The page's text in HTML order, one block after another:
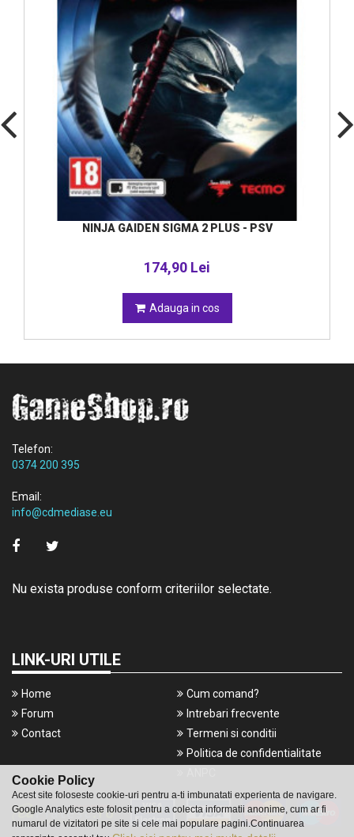
Cookie Policy
Acest site foloseste cookie-uri pentru a-ti imbunatati experienta de navigare.
Google Analytics este folosit pentru a colecta informatii anonime, cum ar fi
numarul de vizitatori pe site si cele mai populare pagini.Continuarea
NINJA GAIDEN SIGMA 2 PLUS - PSV
174,90 Lei
Adauga in cos
Telefon:
0374 200 395
Email:
info@cdmediase.eu
Nu exista produse conform criteriilor selectate.
LINK-URI UTILE
Home
Forum
Contact
Cum comand?
Intrebari frecvente
Termeni si conditii
Politica de confidentialitate